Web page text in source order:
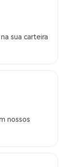
sua carteira
nossos